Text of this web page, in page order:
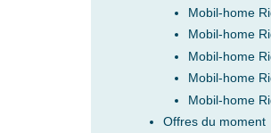
Mobil-home
Mobil-home
Mobil-home
Mobil-home
Mobil-home
Offres du moment